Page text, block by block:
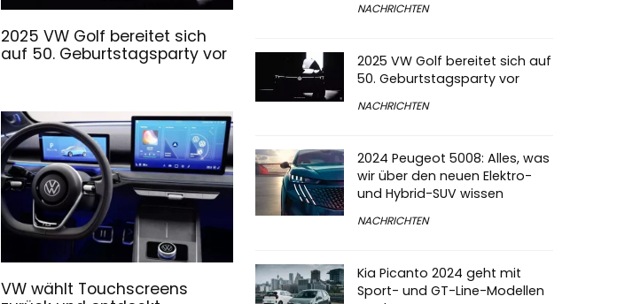
2025 VW Golf bereitet sich
auf 50. Geburtstagsparty vor
VW wählt Touchscreens
NACHRICHTEN
2025 VW Golf bereitet sich auf
50. Geburtstagsparty vor
NACHRICHTEN
2024 Peugeot 5008: Alles, was
wir über den neuen Elektro-
und Hybrid-SUV wissen
NACHRICHTEN
Kia Picanto 2024 geht mit
Sport- und GT-Line-Modellen